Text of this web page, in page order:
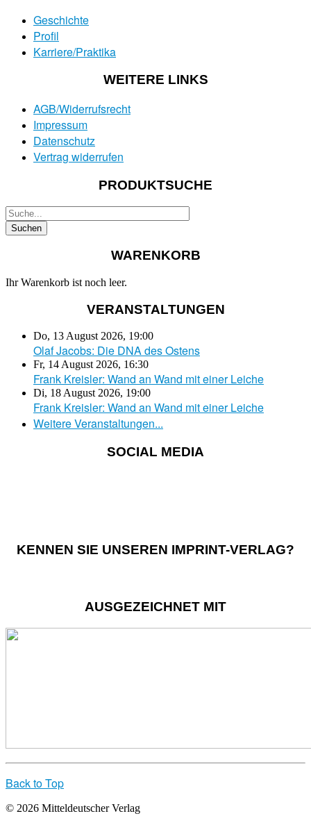
Geschichte
Profil
Karriere/Praktika
WEITERE LINKS
AGB/Widerrufsrecht
Impressum
Datenschutz
Vertrag widerrufen
PRODUKTSUCHE
WARENKORB
Ihr Warenkorb ist noch leer.
VERANSTALTUNGEN
Do, 13 August 2026, 19:00
Olaf Jacobs: Die DNA des Ostens
Fr, 14 August 2026, 16:30
Frank Kreisler: Wand an Wand mit einer Leiche
Di, 18 August 2026, 19:00
Frank Kreisler: Wand an Wand mit einer Leiche
Weitere Veranstaltungen...
SOCIAL MEDIA
KENNEN SIE UNSEREN IMPRINT-VERLAG?
AUSGEZEICHNET MIT
Back to Top
© 2026 Mitteldeutscher Verlag